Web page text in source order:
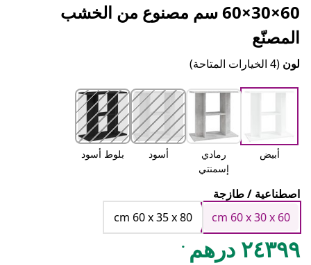
60×30×60 سم مصنوع من الخشب
المصنّع
لون (4 الخيارات المتاحة)
أبيض
رمادي
إسمنتي
أسود بلوط أسود
اصطناعية / طازجة
cm 60 x 30 x 60
cm 60 x 35 x 80
٢٤٣٩٩ درهم .